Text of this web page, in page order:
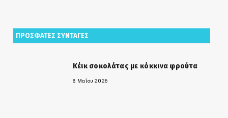
ΠΡΟΣΦΑΤΕΣ ΣΥΝΤΑΓΕΣ
Κέικ σοκολάτας με κόκκινα φρούτα
8 Μαΐου 2026